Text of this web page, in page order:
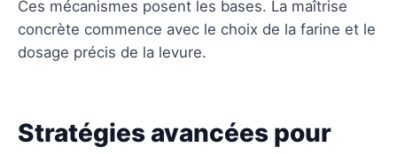
Ces mécanismes posent les bases. La maîtrise
concrète commence avec le choix de la farine et le
dosage précis de la levure.
Stratégies avancées pour